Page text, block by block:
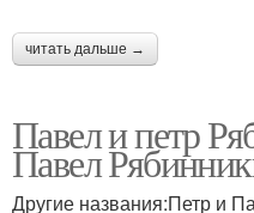
читать дальше →
Павел и петр
Павел
Другие названия:Петр и